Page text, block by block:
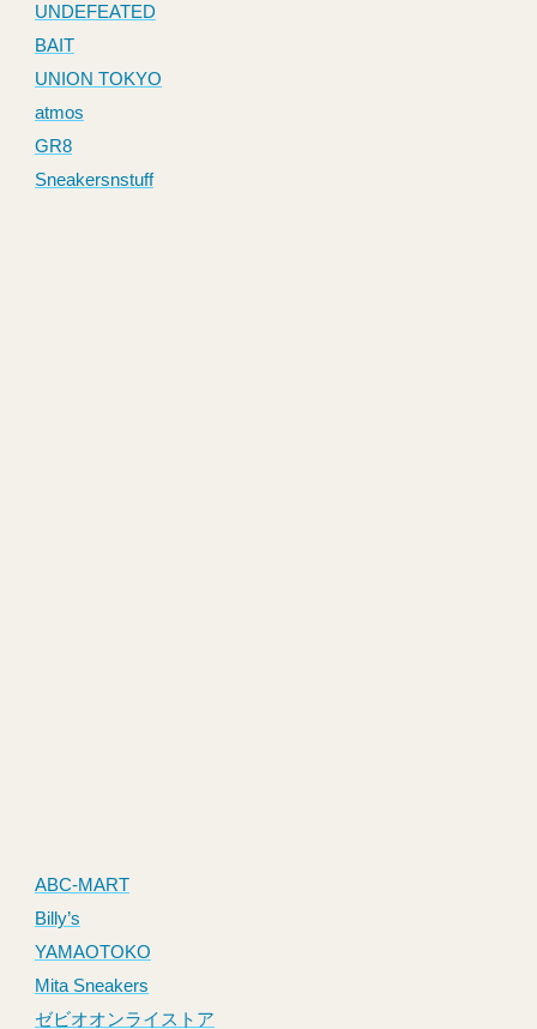
UNDEFEATED
BAIT
UNION TOKYO
atmos
GR8
Sneakersnstuff
ABC-MART
Billy’s
YAMAOTOKO
Mita Sneakers
ゼビオオンライストア